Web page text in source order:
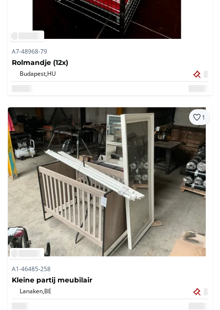
A7-48968-79
Rolmandje (12x)
Budapest,HU
1
A1-46485-258
Kleine partij meubilair
Lanaken,BE